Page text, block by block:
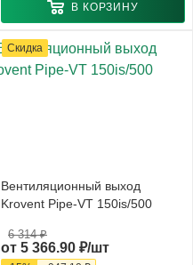
В КОРЗИНУ
Скидка
Вентиляционный выход
Krovent Pipe-VT 150is/500
от 5 366.90 ₽/шт
6 314 ₽